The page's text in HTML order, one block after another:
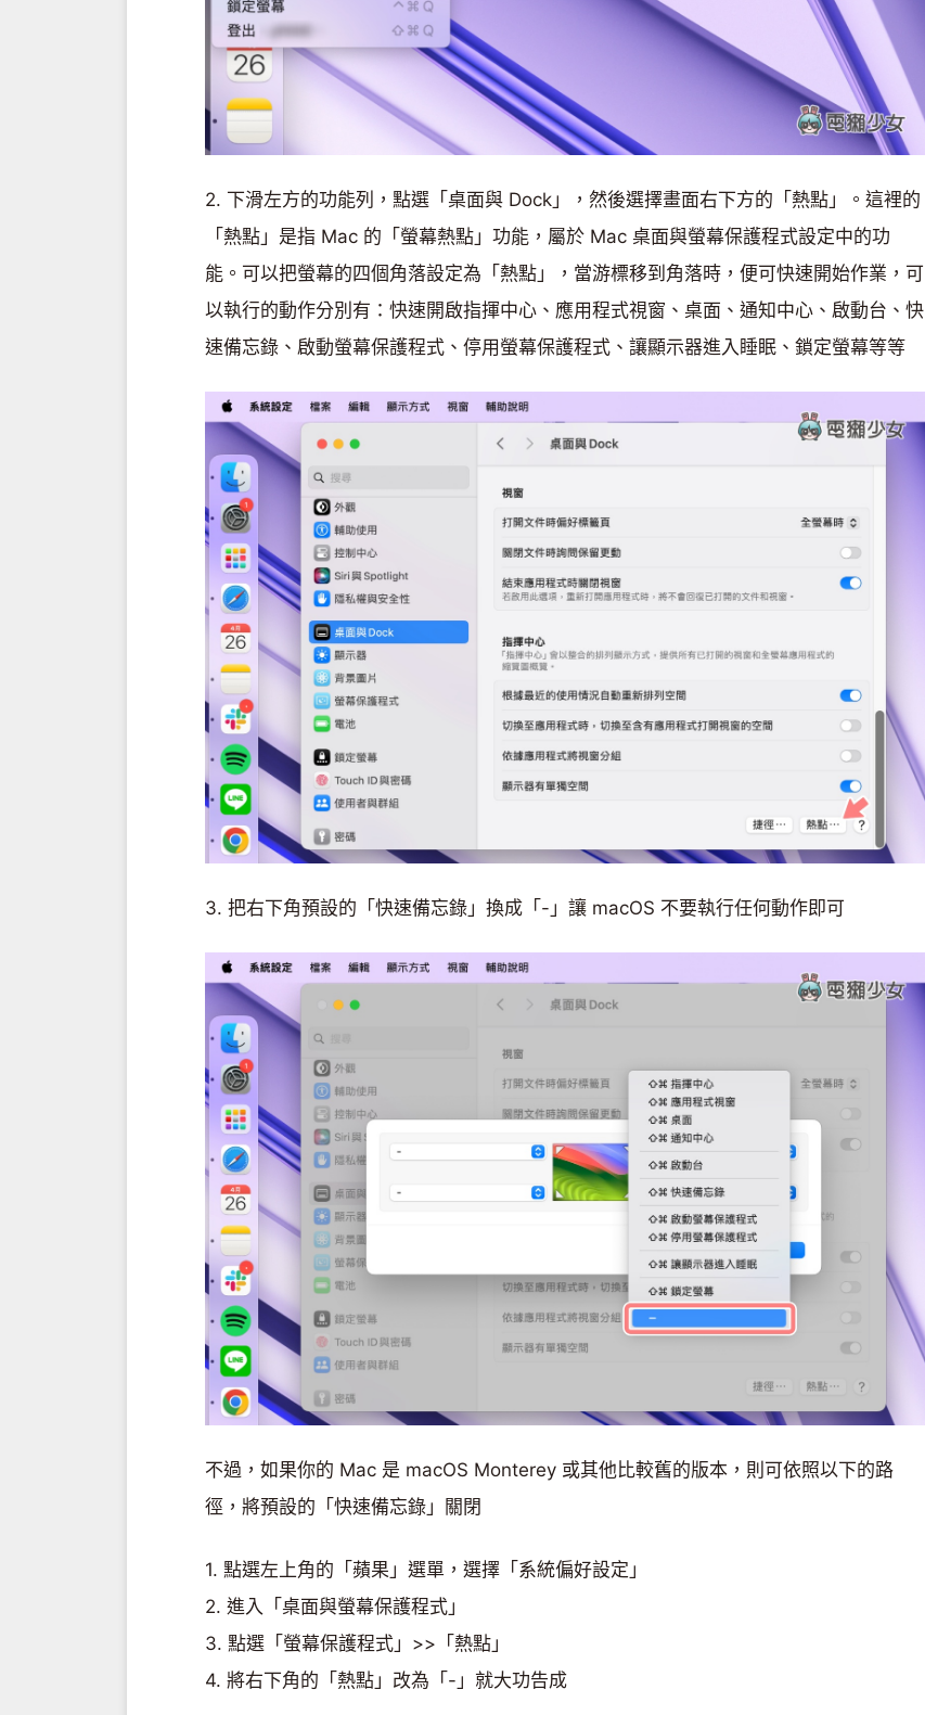
2. 下滑左方的功能列，點選「桌面與 Dock」，然後選擇畫面右下方的「熱點」。這裡的
「熱點」是指 Mac 的「螢幕熱點」功能，屬於 Mac 桌面與螢幕保護程式設定中的功
能。可以把螢幕的四個角落設定為「熱點」，當游標移到角落時，便可快速開始作業，可
以執行的動作分別有：快速開啟指揮中心、應用程式視窗、桌面、通知中心、啟動台、快
速備忘錄、啟動螢幕保護程式、停用螢幕保護程式、讓顯示器進入睡眠、鎖定螢幕等等
3. 把右下角預設的「快速備忘錄」換成「-」讓 macOS 不要執行任何動作即可
不過，如果你的 Mac 是 macOS Monterey 或其他比較舊的版本，則可依照以下的路
徑，將預設的「快速備忘錄」關閉
1. 點選左上角的「蘋果」選單，選擇「系統偏好設定」
2. 進入「桌面與螢幕保護程式」
3. 點選「螢幕保護程式」>>「熱點」
4. 將右下角的「熱點」改為「-」就大功告成